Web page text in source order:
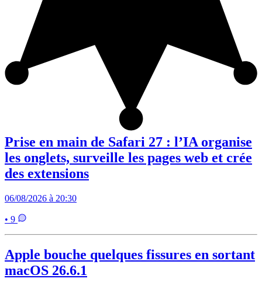
Prise en main de Safari 27 : l’IA organise
les onglets, surveille les pages web et crée
des extensions
06/08/2026 à 20:30
• 9
Apple bouche quelques fissures en sortant
macOS 26.6.1